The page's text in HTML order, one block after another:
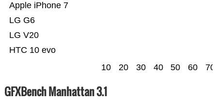
HTC 10 evo
LG V20
LG G6
Apple iPhone 7
10 20 30 40 50 60 70
GFXBench Manhattan 3.1